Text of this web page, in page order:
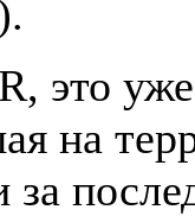
это уже
на